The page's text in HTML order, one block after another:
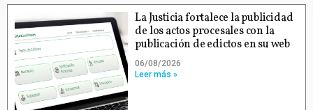
La Justicia fortalece la publicidad
de los actos procesales con la
publicación de edictos en su web
06/08/2026
Leer más »